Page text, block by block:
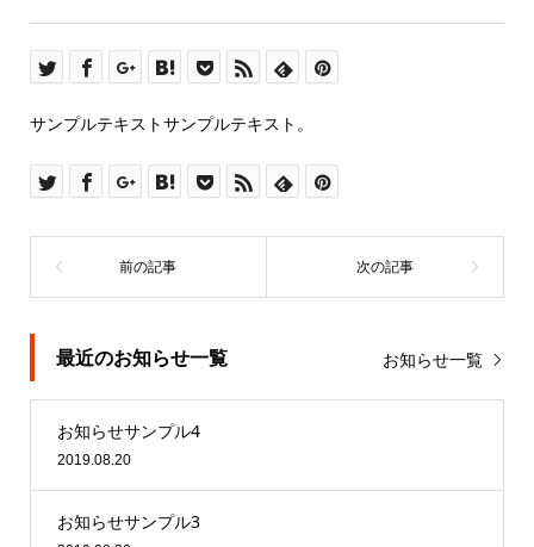
サンプルテキストサンプルテキスト。
最近のお知らせ一覧 お知らせ一覧
お知らせサンプル4
2019.08.20
お知らせサンプル3